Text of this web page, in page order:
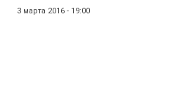
3 марта 2016 - 19:00